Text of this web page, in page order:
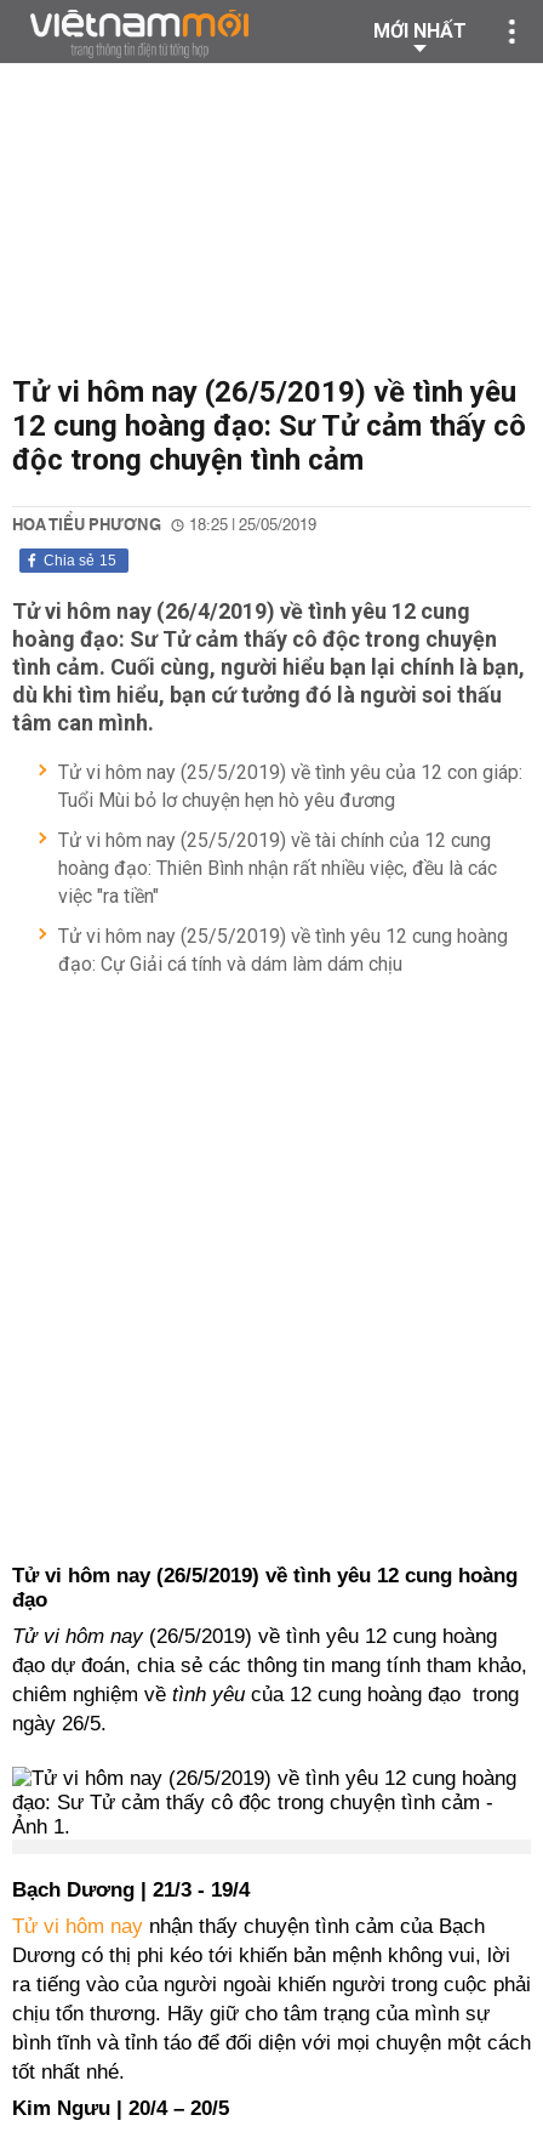
MỚI NHẤT
Tử vi hôm nay (26/5/2019) về tình yêu
12 cung hoàng đạo: Sư Tử cảm thấy cô
độc trong chuyện tình cảm
HOA TIỂU PHƯƠNG 18:25 | 25/05/2019
15
Chia sẻ
Tử vi hôm nay (26/4/2019) về tình yêu 12 cung
hoàng đạo: Sư Tử cảm thấy cô độc trong chuyện
tình cảm. Cuối cùng, người hiểu bạn lại chính là bạn,
dù khi tìm hiểu, bạn cứ tưởng đó là người soi thấu
tâm can mình.
Tử vi hôm nay (25/5/2019) về tình yêu của 12 con giáp:
Tuổi Mùi bỏ lơ chuyện hẹn hò yêu đương
Tử vi hôm nay (25/5/2019) về tài chính của 12 cung
hoàng đạo: Thiên Bình nhận rất nhiều việc, đều là các
việc "ra tiền"
Tử vi hôm nay (25/5/2019) về tình yêu 12 cung hoàng
đạo: Cự Giải cá tính và dám làm dám chịu
Tử vi hôm nay (26/5/2019) về tình yêu 12 cung hoàng
đạo
Tử vi hôm nay(26/5/2019) về tình yêu 12 cung hoàng
đạo dự đoán, chia sẻ các thông tin mang tính tham khảo,
chiêm nghiệm về tình yêu của 12 cung hoàng đạo trong
ngày 26/5.
Bạch Dương | 21/3 - 19/4
Tử vi hôm nay nhận thấy chuyện tình cảm của Bạch
Dương có thị phi kéo tới khiến bản mệnh không vui, lời
ra tiếng vào của người ngoài khiến người trong cuộc phải
chịu tổn thương. Hãy giữ cho tâm trạng của mình sự
bình tĩnh và tỉnh táo để đối diện với mọi chuyện một cách
tốt nhất nhé.
Kim Ngưu | 20/4 – 20/5